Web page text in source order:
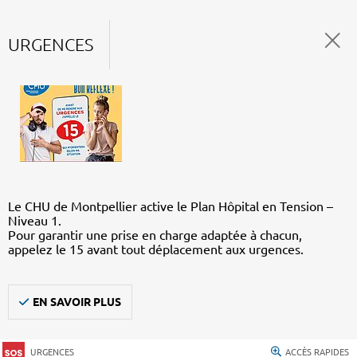
URGENCES
Le CHU de Montpellier active le Plan Hôpital en Tension –
Niveau 1.
Pour garantir une prise en charge adaptée à chacun,
appelez le 15 avant tout déplacement aux urgences.
EN SAVOIR PLUS
URGENCES ACCÈS RAPIDES